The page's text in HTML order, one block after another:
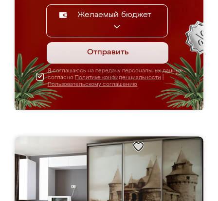
Желаемый бюджет
Отправить
Я соглашаюсь на передачу персональных данных
согласно Политике конфиденциальности
Пользовательскому соглашению